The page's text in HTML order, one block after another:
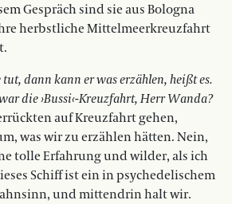
Gespräch sind sie aus Bologna
herbstliche Mittelmeerkreuzfahrt
dann kann er was­ ­erzählen, heißt es.
die ›Bussi‹-Kreuzfahrt, Herr Wanda?
auf Kreuzfahrt gehen,
was wir zu erzählen hätten. Nein,
tolle Erfahrung und wilder, als ich
Schiff ist ein in psychedelischem
und mittendrin halt wir.